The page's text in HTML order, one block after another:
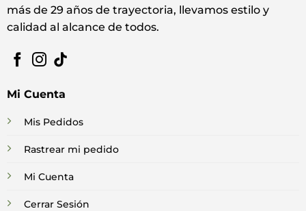
más de 29 años de trayectoria, llevamos estilo y
calidad al alcance de todos.
Mi Cuenta
Mis Pedidos
Rastrear mi pedido
Mi Cuenta
Cerrar Sesión